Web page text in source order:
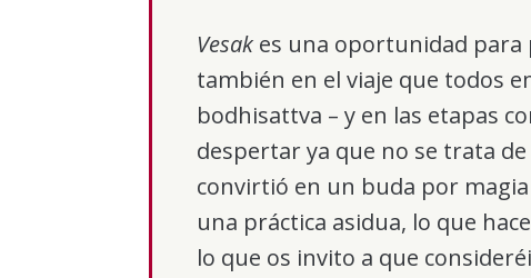
Vesak es una oportunidad para
también en el viaje que todos
bodhisattva – y en las etapas
despertar ya que no se trata
convirtió en un buda por
una práctica asidua, lo que
lo que os invito a que